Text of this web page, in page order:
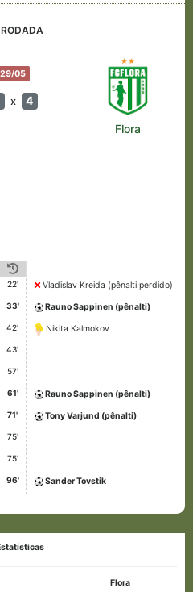
29/05
x 4
Flora
22' Vladislav Kreida (pênalti perdido)
33' Rauno Sappinen (pênalti)
42' Nikita Kalmokov
43'
57'
61' Rauno Sappinen (pênalti)
71' Tony Varjund (pênalti)
75'
75'
96' Sander Tovstik
Flora